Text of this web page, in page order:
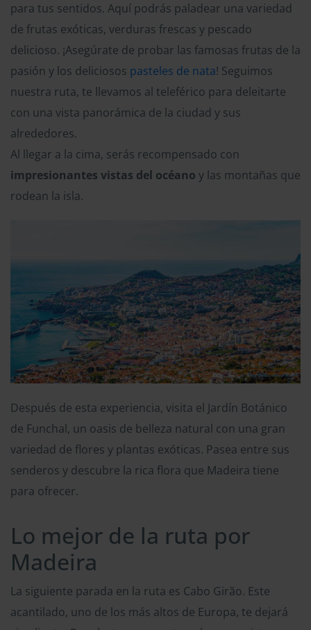
para tus sentidos. Aquí podrás paladear una variedad
de frutas exóticas, verduras frescas y pescado
delicioso. ¡Asegúrate de probar las famosas frutas de la
pasión y los deliciosos pasteles de nata! Seguimos
nuestra ruta, te llevamos al teleférico para deleitarte
con una vista panorámica de la ciudad y sus
alrededores.
Al llegar a la cima, serás recompensado con
impresionantes vistas del océano y las montañas que
rodean la isla.
Después de esta experiencia, visita el Jardín Botánico
de Funchal, un oasis de belleza natural con una gran
variedad de flores y plantas exóticas. Pasea entre sus
senderos y descubre la rica flora que Madeira tiene
para ofrecer.
Lo mejor de la ruta por
Madeira
La siguiente parada en la ruta es Cabo Girão. Este
acantilado, uno de los más altos de Europa, te dejará